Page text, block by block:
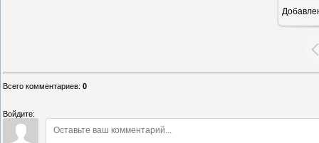
Всего комментариев: 0
Войдите: